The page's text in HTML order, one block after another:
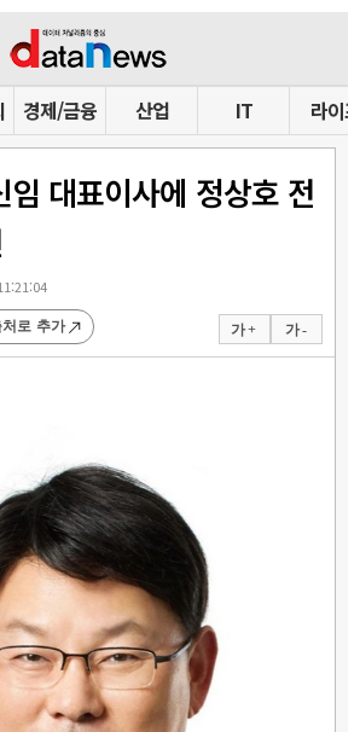
경제/금융 산업 IT 라이프
임 대표이사에 정상호 전
가 + 가 -
로 추가